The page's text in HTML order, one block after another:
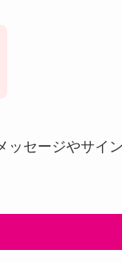
ッセージやサイ